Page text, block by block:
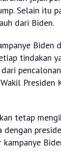
Selain itu
dari Biden.
Biden
tindakan
Presiden
tetap
dengan